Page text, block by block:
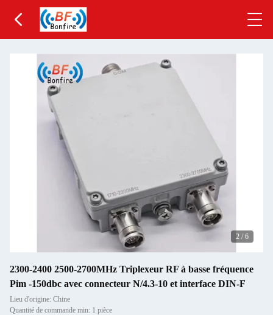
2 / 6
2300-2400 2500-2700MHz Triplexeur RF à basse fréquence
Pim -150dbc avec connecteur N/4.3-10 et interface DIN-F
Lieu d'origine: Chine
Quantité de commande min: 1 pièce